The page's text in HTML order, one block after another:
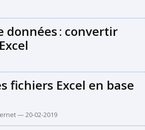
données: convertir
fichiers Excel en base
— 20-02-2019